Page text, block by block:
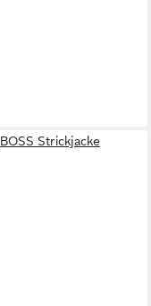
BOSS Strickjacke